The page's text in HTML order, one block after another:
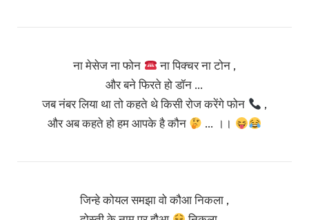
ना मेसेज ना फोन
ना पिक्चर ना टोन ,
और बने फिरते हो डॉन …
जब नंबर लिया था तो कहते थे किसी रोज करेंगे फोन
,
और अब कहते हो हम आपके है कौन
… ।।
जिन्हे कोयल समझा वो कौआ निकला ,